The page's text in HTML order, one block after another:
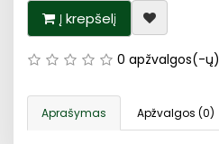
Į krepšelį
0 apžvalgos(-ų)
Aprašymas Apžvalgos (0)